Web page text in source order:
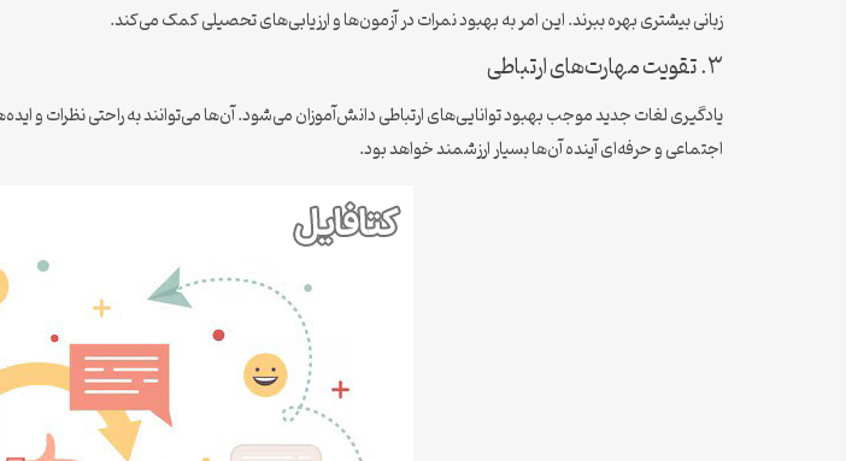
زبانی بیشتری بهره ببرند. این امر به بهبود نمرات در آزمون‌ها و ارزیابی‌های تحصیلی کمک می‌کند.
۳. تقویت مهارت‌های ارتباطی
یادگیری لغات جدید موجب بهبود توانایی‌های ارتباطی دانش‌آموزان می‌شود. آن‌ها می‌توانند به راحتی نظرات و
اجتماعی و حرفه‌ای آینده آن‌ها بسیار ارزشمند خواهد بود.